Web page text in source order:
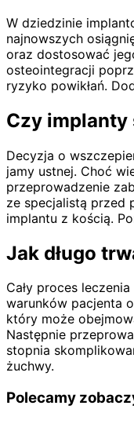
W dziedzinie
najnowszych
oraz dostosować
osteointegracji
ryzyko powikłań.
Czy implanty
Decyzja o
jamy ustnej. Choć
przeprowadzenie
ze specjalistą przed
implantu z kością.
Jak długo
Cały proces
warunków pacjenta
który może
Następnie
stopnia
żuchwy.
Polecamy